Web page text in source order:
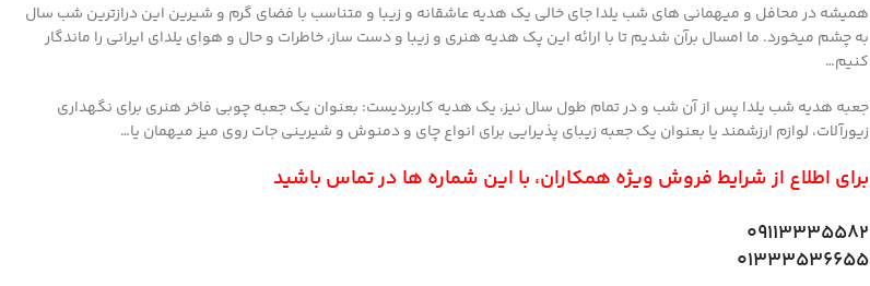
همیشه در محافل و میهمانی های شب یلدا جای خالی یک هدیه عاشقانه و زیبا و متناسب با فضای گرم و شیرین این درازترین شب سال
به چشم میخورد. ما امسال برآن شدیم تا با ارائه این پک هدیه هنری و زیبا و دست ساز، خاطرات و حال و هوای یلدای ایرانی را ماندگار
کنیم…
جعبه هدیه شب یلدا پس از آن شب و در تمام طول سال نیز، یک هدیه کاربردیست: بعنوان یک جعبه چوبی فاخر هنری برای نگهداری
زیورآلات، لوازم ارزشمند یا بعنوان یک جعبه زیبای پذیرایی برای انواع چای و دمنوش و شیرینی جات روی میز میهمان یا…
برای اطلاع از شرایط فروش ویژه همکاران، با این شماره ها در تماس باشید
09113335582
01333536655